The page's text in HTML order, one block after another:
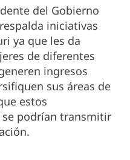
del Gobierno
iniciativas
ya que les da
de diferentes
ingresos
sus áreas de
estos
podrían transmitir